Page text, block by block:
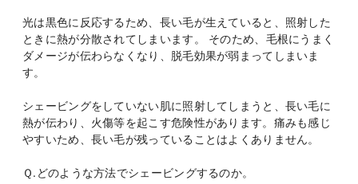
光は黒色に反応するため、長い毛が生えていると、照射した
ときに熱が分散されてしまいます。 そのため、毛根にうまく
ダメージが伝わらなくなり、脱毛効果が弱まってしまいま
す。
シェービングをしていない肌に照射してしまうと、長い毛に
熱が伝わり、火傷等を起こす危険性があります。痛みも感じ
やすいため、長い毛が残っていることはよくありません。
Ｑ.どのような方法でシェービングするのか。